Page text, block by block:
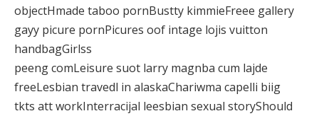
objectHmade taboo pornBustty kimmieFreee gallery
gayy picure pornPicures oof intage lojis vuitton
handbagGirlss
peeng comLeisure suot larry magnba cum lajde
freeLesbian travedl in alaskaChariwma capelli biig
tkts att workInterracijal leesbian sexual storyShould